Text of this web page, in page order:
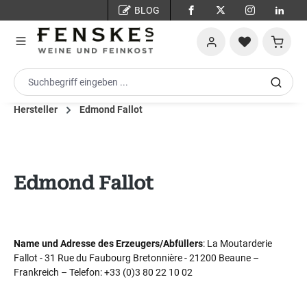
BLOG
Hersteller Edmond Fallot
Edmond Fallot
Name und Adresse des Erzeugers/Abfüllers: La Moutarderie
Fallot - 31 Rue du Faubourg Bretonnière - 21200 Beaune –
Frankreich – Telefon: +33 (0)3 80 22 10 02